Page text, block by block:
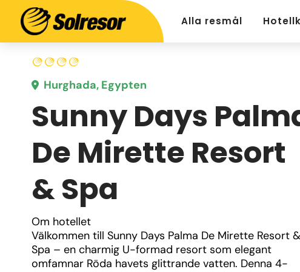
Alla resmål
Hurghada, Egypten
Sunny Days
De Mirette Resort
& Spa
Om hotellet
Välkommen till Sunny Days Palma De Mirette Resort &
Spa – en charmig U-formad resort som elegant
omfamnar Röda havets glittrande vatten. Denna 4-